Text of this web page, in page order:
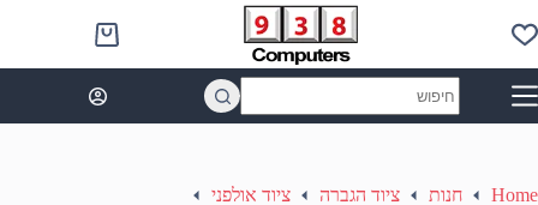
to
content
Shopping
cart
results
Home חנות ציוד הגברה
ציוד אולפני